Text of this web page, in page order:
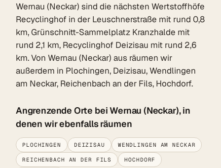
Wernau (Neckar) sind die nächsten Wertstoffhöfe
Recyclinghof in der Leuschnerstraße mit rund 0,8
km, Grünschnitt-Sammelplatz Kranzhalde mit
rund 2,1 km, Recyclinghof Deizisau mit rund 2,6
km. Von Wernau (Neckar) aus räumen wir
außerdem in Plochingen, Deizisau, Wendlingen
am Neckar, Reichenbach an der Fils, Hochdorf.
Angrenzende Orte bei Wernau (Neckar), in
denen wir ebenfalls räumen
PLOCHINGEN DEIZISAU WENDLINGEN AM NECKAR
REICHENBACH AN DER FILS HOCHDORF